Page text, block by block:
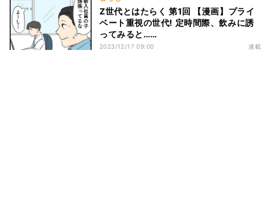
Z世代とはたらく 第1回 【漫画】プライ
ベート重視の世代! 定時間際、飲みに誘
ってみると……
2023/12/17 09:00 連載